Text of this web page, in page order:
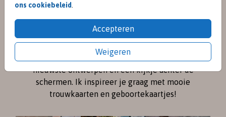
ons cookiebeleid
Accepteren
Weigeren
meet me on
SOCIAL MEDIA
Instagramen
nieuwste ontwerpen en een kijkje achter de
schermen. Ik inspireer je graag met mooie
trouwkaarten en geboortekaartjes!